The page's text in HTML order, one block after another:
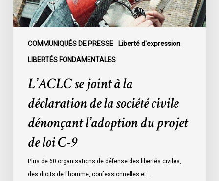
COMMUNIQUÉS DE PRESSE Liberté d'expression
LIBERTÉS FONDAMENTALES
société
civile
l’adoption
L’ACLC se joint à la
déclaration de la société civile
dénonçant l’adoption du projet
de loi C-9
Plus de 60 organisations de défense des libertés civiles,
des droits de l'homme, confessionnelles et…